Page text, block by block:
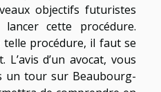
objectifs futuristes
lancer cette procédure.
telle procédure, il faut se
d’un avocat, vous
un tour sur Beaubourg-